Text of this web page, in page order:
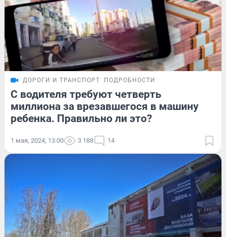
ДОРОГИ И ТРАНСПОРТ ПОДРОБНОСТИ
С водителя требуют четверть
миллиона за врезавшегося в машину
ребенка. Правильно ли это?
1 мая, 2024, 13:00 3 188 14